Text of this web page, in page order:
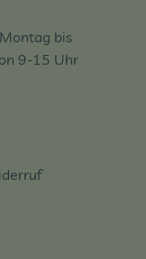
bis
9-15 Uhr